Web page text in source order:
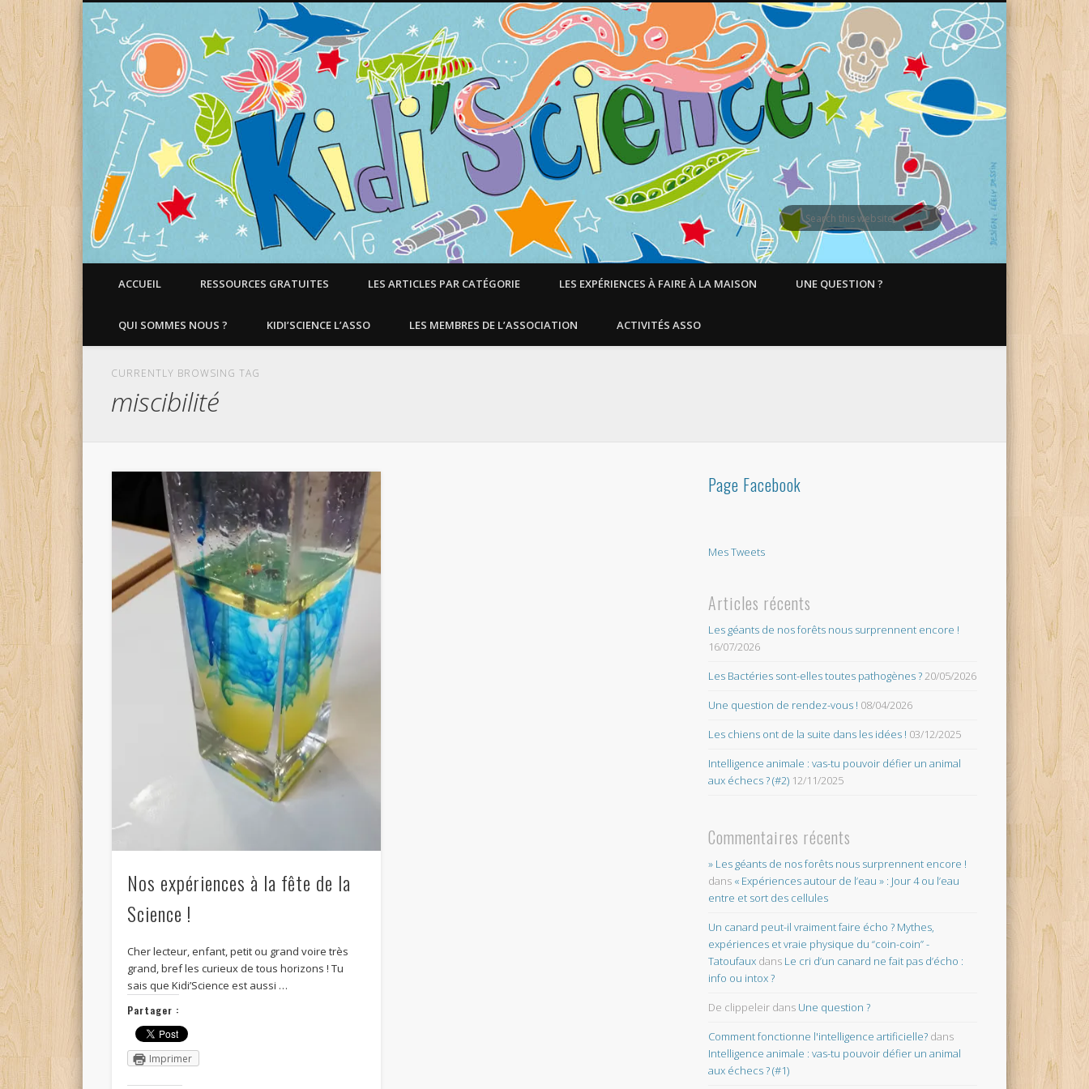
Faire aimer les Sciences aux Enfants !
ACCUEIL RESSOURCES GRATUITES LES ARTICLES PAR CATÉGORIE LES EXPÉRIENCES À FAIRE À LA MAISON UNE QUESTION ?
QUI SOMMES NOUS ? KIDI’SCIENCE L’ASSO LES MEMBRES DE L’ASSOCIATION ACTIVITÉS ASSO
CURRENTLY BROWSING TAG
miscibilité
Nos expériences à la fête de la
Science !
Cher lecteur, enfant, petit ou grand voire très
grand, bref les curieux de tous horizons ! Tu
sais que Kidi’Science est aussi …
Partager :
Imprimer
Page Facebook
Mes Tweets
Articles récents
Les géants de nos forêts nous surprennent encore !
16/07/2026
Les Bactéries sont-elles toutes pathogènes ?20/05/2026
Une question de rendez-vous ! 08/04/2026
Les chiens ont de la suite dans les idées ! 03/12/2025
Intelligence animale : vas-tu pouvoir défier un animal
aux échecs ? (#2) 12/11/2025
Commentaires récents
» Les géants de nos forêts nous surprennent encore !
dans « Expériences autour de l’eau » : Jour 4 ou l’eau
entre et sort des cellules
Un canard peut-il vraiment faire écho ? Mythes,
expériences et vraie physique du “coin-coin” -
Tatoufaux dans Le cri d’un canard ne fait pas d’écho :
info ou intox ?
De clippeleir dans Une question ?
Comment fonctionne l'intelligence artificielle? dans
Intelligence animale : vas-tu pouvoir défier un animal
aux échecs ? (#1)